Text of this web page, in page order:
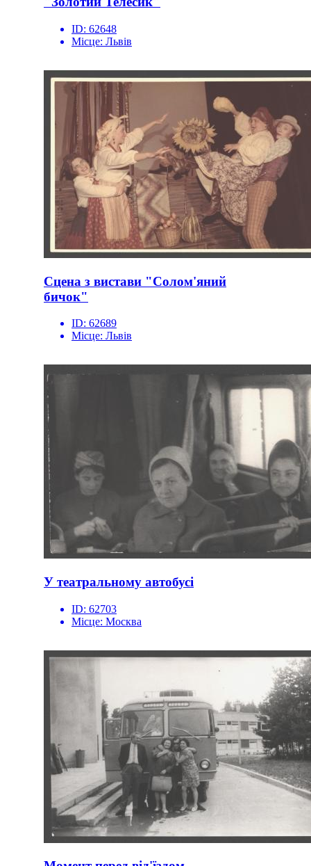
ID: 62648
Місце: Львів
Сцена з вистави "Солом'яний
бичок"
ID: 62689
Місце: Львів
У театральному автобусі
ID: 62703
Місце: Москва